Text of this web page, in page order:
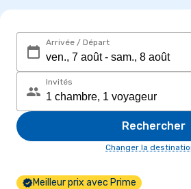
Arrivée / Départ
Invités
Rechercher
Changer la
Meilleur prix avec Prime